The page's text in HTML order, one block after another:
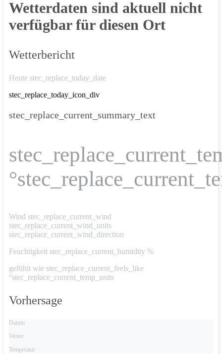
Wetterdaten sind aktuell nicht
verfügbar für diesen Ort
Wetterbericht
Heute stec_replace_today_date
stec_replace_today_icon_div
stec_replace_current_summary_text
Wind stec_replace_current_wind
stec_replace_current_wind_units
stec_replace_current_wind_direction
Feuchtigkeit stec_replace_current_humidity %
gefühlt wie stec_replace_current_feels_like
°stec_replace_current_temp_units
Vorhersage
Datum
Wetter
Temperatur